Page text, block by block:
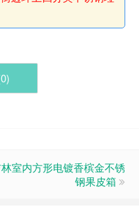
0)
室内方形电镀香槟金不锈
钢果皮箱